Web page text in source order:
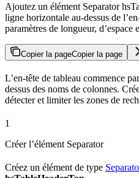
Ajoutez un élément Separator
ligne horizontale au-dessus de
paramètres de longueur, d’espace
Copier la pageCopier la page
L’en-tête de tableau commence
dessus des noms de colonnes.
détecter et limiter les zones de
1
Créer l’élément Separator
Créez un élément de type